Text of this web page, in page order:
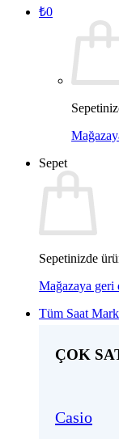
₺0
Sepet
Sepetinizde
Mağazaya geri
Tüm Saat
ÇOK
Casio